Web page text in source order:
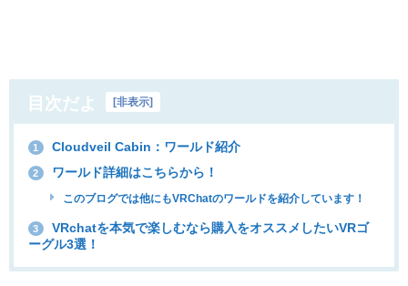
目次だよ [非表示]
1 Cloudveil Cabin：ワールド紹介
2 ワールド詳細はこちらから！
このブログでは他にもVRChatのワールドを紹介しています！
3
VRchatを本気で楽しむなら購入をオススメしたいVRゴ
ーグル3選！